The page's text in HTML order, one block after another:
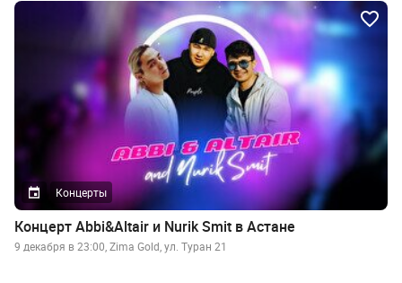
Концерты
Концерт Abbi&Altair и Nurik Smit в Астане
9 декабря в 23:00, Zima Gold, ул. Туран 21